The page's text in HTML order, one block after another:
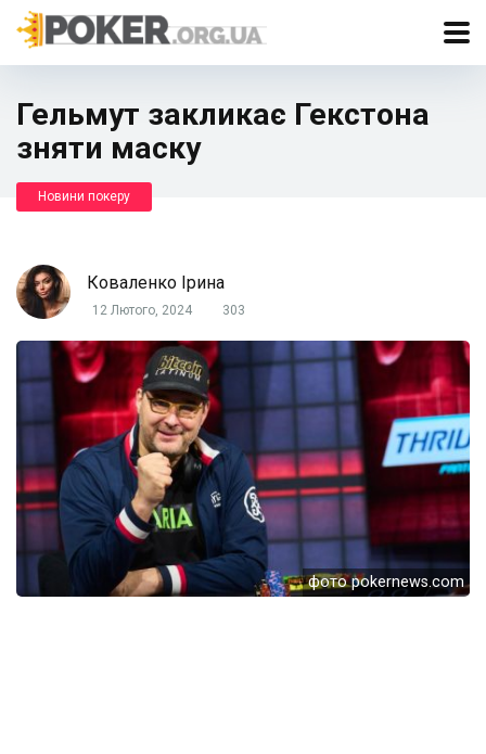
Гельмут закликає Гекстона
зняти маску
Новини покеру
Коваленко Ірина
12 Лютого, 2024 303
фото pokernews.com